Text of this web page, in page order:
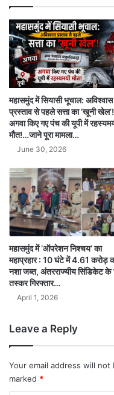
महासमुंद में सियासी भूचाल: अविश्वास
प्रस्ताव से पहले सत्ता का ‘खूनी खेल’!
अगवा किए गए पंच की यूपी में
मौत!…जाने पूरा मामला…
June 30, 2026
महासमुंद में ‘ऑपरेशन निश्चय’ का
महाप्रहार : 10 घंटे में 4.61 करोड़
नशा जब्त, अंतरराज्यीय सिंडिकेट के
तस्कर गिरफ्तार…
April 1, 2026
Leave a Reply
Your email address will not
marked *